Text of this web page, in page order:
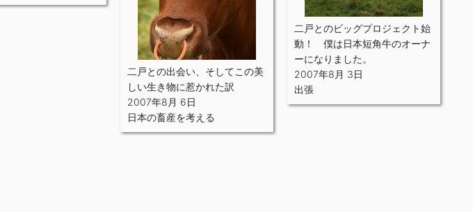
二戸との出会い、そしてこの美
しい生き物に惹かれた訳
2007年8月 6日
日本の畜産を考える
二戸とのビッグプロジェクト始
動！ 僕は日本短角牛のオーナ
ーになりました。
2007年8月 3日
出張